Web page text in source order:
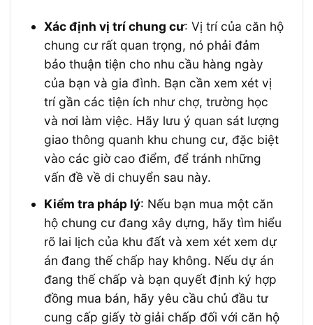
Xác định vị trí chung cư: Vị trí của căn hộ
chung cư rất quan trọng, nó phải đảm
bảo thuận tiện cho nhu cầu hàng ngày
của bạn và gia đình. Bạn cần xem xét vị
trí gần các tiện ích như chợ, trường học
và nơi làm việc. Hãy lưu ý quan sát lượng
giao thông quanh khu chung cư, đặc biệt
vào các giờ cao điểm, để tránh những
vấn đề về di chuyển sau này.
Kiểm tra pháp lý: Nếu bạn mua một căn
hộ chung cư đang xây dựng, hãy tìm hiểu
rõ lai lịch của khu đất và xem xét xem dự
án đang thế chấp hay không. Nếu dự án
đang thế chấp và bạn quyết định ký hợp
đồng mua bán, hãy yêu cầu chủ đầu tư
cung cấp giấy tờ giải chấp đối với căn hộ